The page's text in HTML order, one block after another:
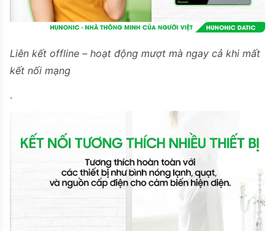
Liên kết offline – hoạt động mượt mà ngay cả khi mất
kết nối mạng
.